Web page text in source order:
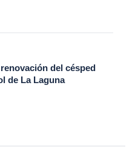
del césped
de La Laguna